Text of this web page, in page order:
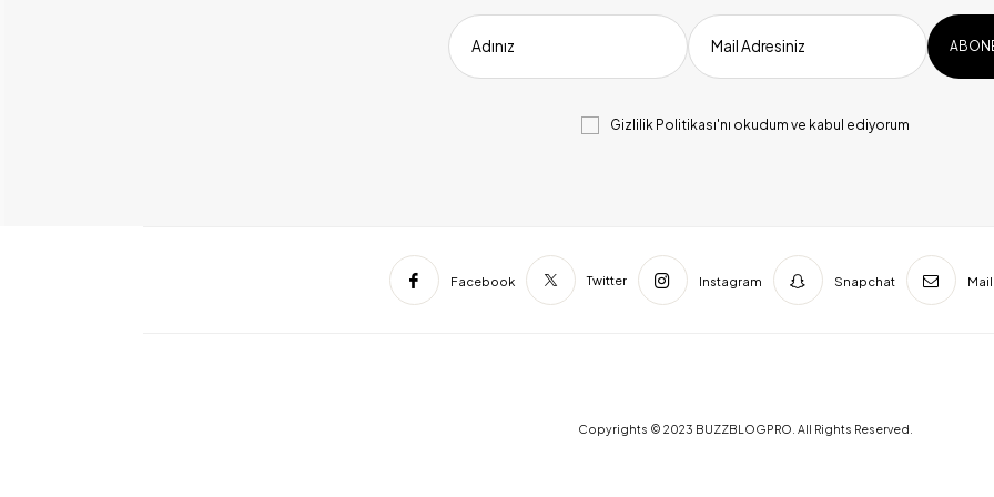
Adınız Mail Adresiniz
Gizlilik Politikası'nı okudum ve kabul ediyorum
Facebook Twitter Instagram Snapchat Mail
Copyrights © 2023 BUZZBLOGPRO. All Rights Reserved.